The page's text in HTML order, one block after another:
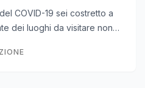
COVID-19 sei costretto a
dei luoghi da visitare non…